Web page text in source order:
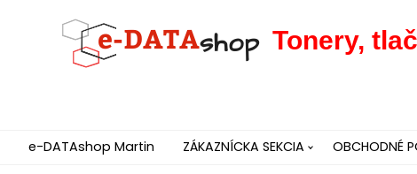
Tonery,
e-DATAshop Martin ZÁKAZNÍCKA SEKCIA OBCHODNÉ